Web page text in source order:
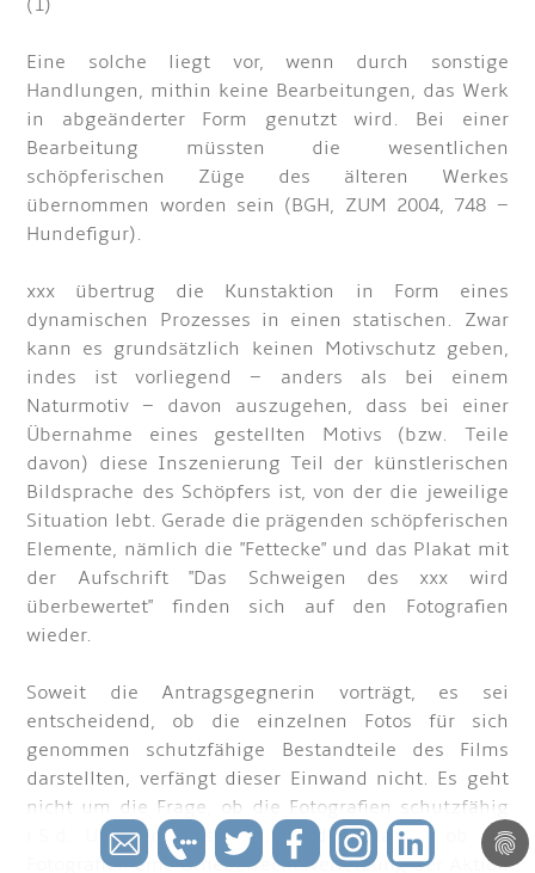
(1)
Eine solche liegt vor, wenn durch sonstige
Handlungen, mithin keine Bearbeitungen, das Werk
in abgeänderter Form genutzt wird. Bei einer
Bearbeitung müssten die wesentlichen
schöpferischen Züge des älteren Werkes
übernommen worden sein (BGH, ZUM 2004, 748 –
Hundefigur).
xxx übertrug die Kunstaktion in Form eines
dynamischen Prozesses in einen statischen. Zwar
kann es grundsätzlich keinen Motivschutz geben,
indes ist vorliegend – anders als bei einem
Naturmotiv – davon auszugehen, dass bei einer
Übernahme eines gestellten Motivs (bzw. Teile
davon) diese Inszenierung Teil der künstlerischen
Bildsprache des Schöpfers ist, von der die jeweilige
Situation lebt. Gerade die prägenden schöpferischen
Elemente, nämlich die "Fettecke" und das Plakat mit
der Aufschrift "Das Schweigen des xxx wird
überbewertet" finden sich auf den Fotografien
wieder.
Soweit die Antragsgegnerin vorträgt, es sei
entscheidend, ob die einzelnen Fotos für sich
genommen schutzfähige Bestandteile des Films
darstellten, verfängt dieser Einwand nicht. Es geht
nicht um die Frage, ob die Fotografien schutzfähig
i.S.d. Urheberrechts sind, sondern darum, ob die
Fotografien eine Urheberrechtsverletzung der Aktion